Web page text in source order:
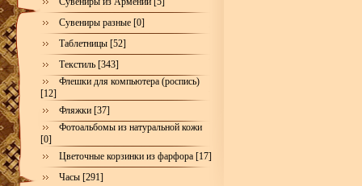
Сувениры разные [0]
Таблетницы [52]
Текстиль [343]
Флешки для компьютера (роспись)
[12]
Фляжки [37]
Фотоальбомы из натуральной кожи
[0]
Цветочные корзинки из фарфора [17]
Часы [291]